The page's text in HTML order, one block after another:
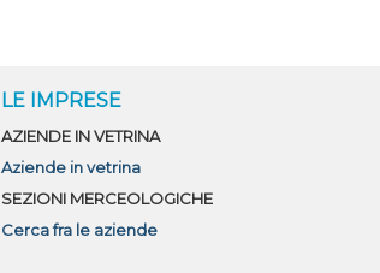
LE IMPRESE
AZIENDE IN VETRINA
Aziende in vetrina
SEZIONI MERCEOLOGICHE
Cerca fra le aziende